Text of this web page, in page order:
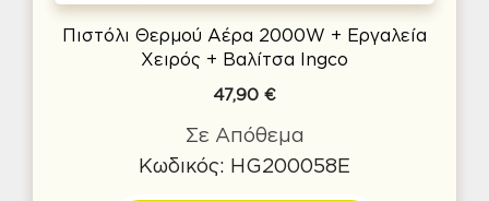
Πιστόλι Θερμού Αέρα 2000W + Εργαλεία
Χειρός + Βαλίτσα Ingco
47,90 €
Σε Απόθεμα
Κωδικός: HG200058E